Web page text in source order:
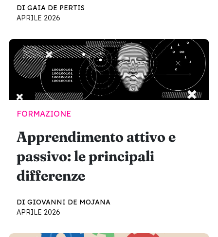
DI GAIA DE PERTIS
APRILE 2026
FORMAZIONE
Apprendimento attivo e
passivo: le principali
differenze
DI GIOVANNI DE MOJANA
APRILE 2026